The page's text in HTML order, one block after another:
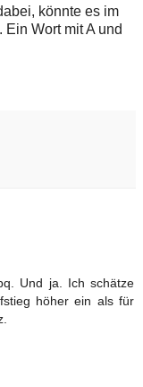
könnte es im
Wort mit A und
Und ja. Ich schätze
höher ein als für